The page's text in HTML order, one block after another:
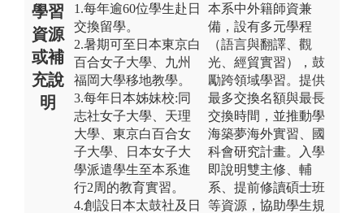
學習
資源
或補
充說
明
1.每年逾60位學生赴日
交換留學。
2.暑期可至日本東京白
百合女子大學、九州
福岡大學移地教學。
3.每年日本姊妹校:同
志社女子大學、天理
大學、東京白百合女
子大學、日本女子大
學派遣學生至本系進
行2周的教育實習。
4.創設日本太鼓社及日
本系中外籍師資兼
備，設有多元學程
（語言與翻譯、觀
光、經貿實習），鼓
勵跨領域學習。提供
最多交換名額與最長
交換時間，並推動學
海築夢海外實習、國
科會研究計畫。入學
即說明雙主修、輔
系、提前修讀碩士班
等資源，協助學生規